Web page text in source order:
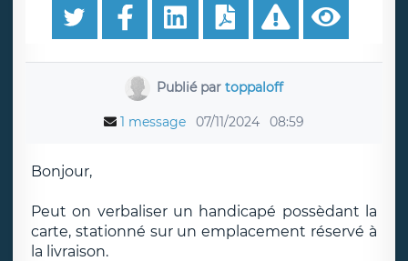
Publié partoppaloff
1 message 07/11/2024 08:59
Bonjour,
Peut on verbaliser un handicapé possèdant la
carte, stationné sur un emplacement réservé à
la livraison.